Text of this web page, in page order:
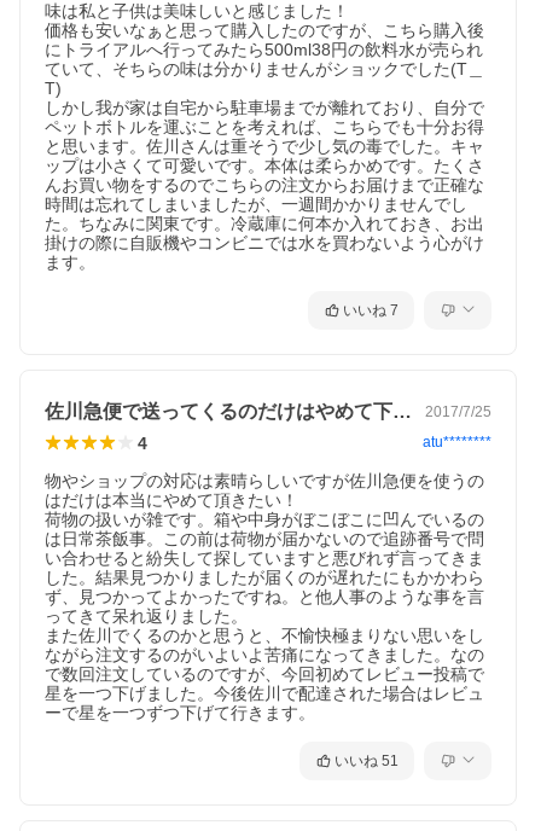
味は私と子供は美味しいと感じました！
価格も安いなぁと思って購入したのですが、こちら購入後
にトライアルへ行ってみたら500ml38円の飲料水が売られ
ていて、そちらの味は分かりませんがショックでした(T＿
T)
しかし我が家は自宅から駐車場までが離れており、自分で
ペットボトルを運ぶことを考えれば、こちらでも十分お得
と思います。佐川さんは重そうで少し気の毒でした。キャ
ップは小さくて可愛いです。本体は柔らかめです。たくさ
んお買い物をするのでこちらの注文からお届けまで正確な
時間は忘れてしまいましたが、一週間かかりませんでし
た。ちなみに関東です。冷蔵庫に何本か入れておき、お出
掛けの際に自販機やコンビニでは水を買わないよう心がけ
ます。
いいね 7
佐川急便で送ってくるのだけはやめて下さい 2017/7/25
4 atu********
物やショップの対応は素晴らしいですが佐川急便を使うの
はだけは本当にやめて頂きたい！
荷物の扱いが雑です。箱や中身がぼこぼこに凹んでいるの
は日常茶飯事。この前は荷物が届かないので追跡番号で問
い合わせると紛失して探していますと悪びれず言ってきま
した。結果見つかりましたが届くのが遅れたにもかかわら
ず、見つかってよかったですね。と他人事のような事を言
ってきて呆れ返りました。
また佐川でくるのかと思うと、不愉快極まりない思いをし
ながら注文するのがいよいよ苦痛になってきました。なの
で数回注文しているのですが、今回初めてレビュー投稿で
星を一つ下げました。今後佐川で配達された場合はレビュ
ーで星を一つずつ下げて行きます。
いいね 51